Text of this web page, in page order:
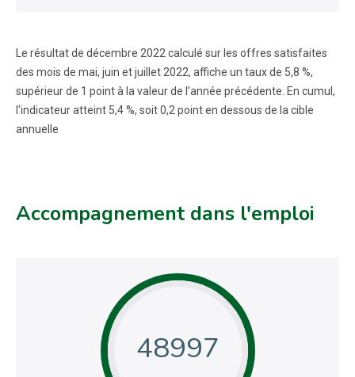
Le résultat de décembre 2022 calculé sur les offres satisfaites
des mois de mai, juin et juillet 2022, affiche un taux de 5,8 %,
supérieur de 1 point à la valeur de l’année précédente. En cumul,
l'indicateur atteint 5,4 %, soit 0,2 point en dessous de la cible
annuelle
Accompagnement dans l'emploi
48997